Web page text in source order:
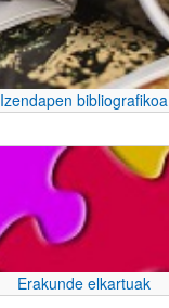
Izendapen bibliografikoa
Erakunde elkartuak